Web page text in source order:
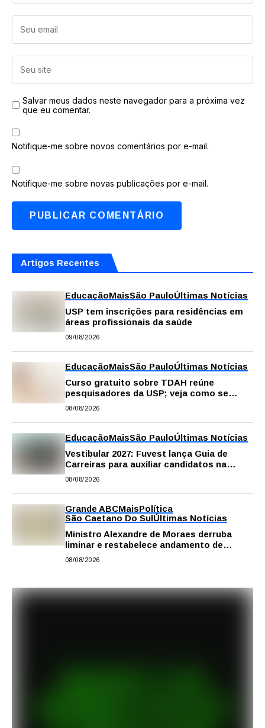
Salvar meus dados neste navegador para a próxima vez
que eu comentar.
Notifique-me sobre novos comentários por e-mail.
Notifique-me sobre novas publicações por e-mail.
Artigos Recentes
EducaçãoMaisSão PauloÚltimas Notícias
USP tem inscrições para residências em
áreas profissionais da saúde
09/08/2026
EducaçãoMaisSão PauloÚltimas Notícias
Curso gratuito sobre TDAH reúne
pesquisadores da USP; veja como se
inscrever
08/08/2026
EducaçãoMaisSão PauloÚltimas Notícias
Vestibular 2027: Fuvest lança Guia de
Carreiras para auxiliar candidatos na
escolha da profissão
08/08/2026
Grande ABCMaisPolítica
São Caetano Do SulÚltimas Notícias
Ministro Alexandre de Moraes derruba
liminar e restabelece andamento de
comissão processante contra vereador
08/08/2026